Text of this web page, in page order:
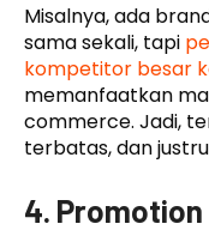
Misalnya, ada
sama sekali, tapi
kompetitor besar
memanfaatkan
commerce. Jadi,
terbatas, dan
4. Promotion